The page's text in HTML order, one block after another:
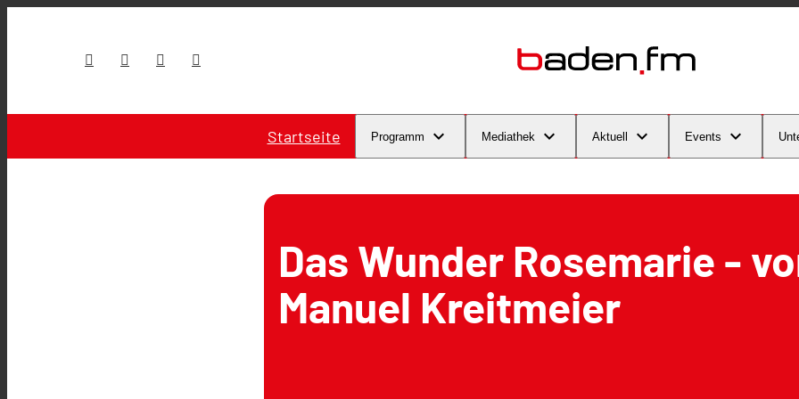
Startseite Programm Mediathek Aktuell Events
Das Wunder Rosemarie -
Manuel Kreitmeier